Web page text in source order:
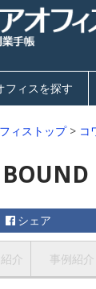
フィスを探す
ィストップ> コ
シェア
介 事例紹介